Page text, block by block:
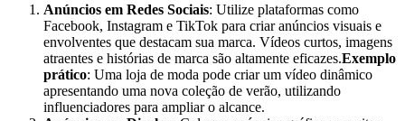
Anúncios em Redes Sociais: Utilize plataformas como
Facebook, Instagram e TikTok para criar anúncios visuais e
envolventes que destacam sua marca. Vídeos curtos, imagens
atraentes e histórias de marca são altamente eficazes.Exemplo
prático: Uma loja de moda pode criar um vídeo dinâmico
apresentando uma nova coleção de verão, utilizando
influenciadores para ampliar o alcance.